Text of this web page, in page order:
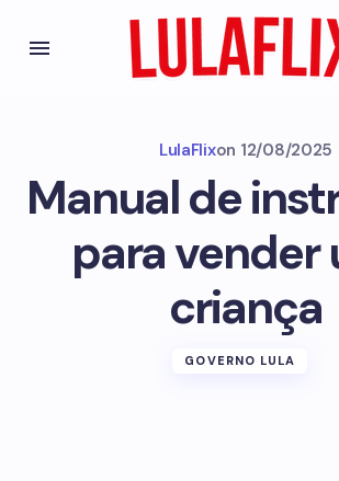
LulaFlixon 12/08/2025
Manual de
para vender
criança
GOVERNO LULA